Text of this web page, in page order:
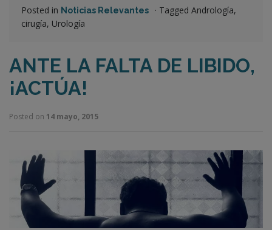
Posted in Noticias Relevantes · Tagged Andrología,
cirugía, Urología
ANTE LA FALTA DE LIBIDO,
¡ACTÚA!
Posted on 14 mayo, 2015